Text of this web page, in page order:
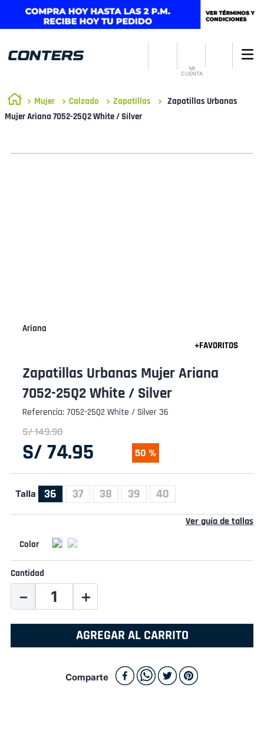
MI
CUENTA
Mujer Calzado Zapatillas
Zapatillas Urbanas
Mujer Ariana 7052-25Q2 White / Silver
Ariana
Zapatillas Urbanas Mujer Ariana
7052-25Q2 White / Silver
Referencia: 7052-25Q2 White / Silver 36
S/149.90
S/ 74.95 50 %
Talla 36 37 38 39 40
Ver guía de tallas
Cantidad
＋
－
AGREGAR AL CARRITO
Comparte